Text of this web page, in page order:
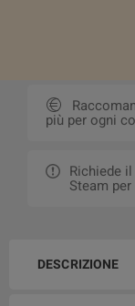
più per ogni
Richiede
Steam
DESCRIZIONE